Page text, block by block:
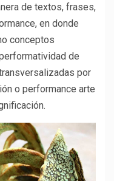
de textos, frases,
en donde
conceptos
de
por
o performance arte